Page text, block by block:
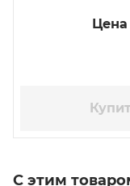
Цена
С этим